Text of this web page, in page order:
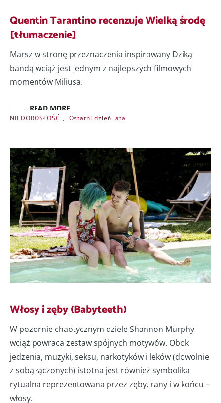
Quentin Tarantino recenzuje Wielką środę
[tłumaczenie]
Marsz w stronę przeznaczenia inspirowany Dziką
bandą wciąż jest jednym z najlepszych filmowych
momentów Miliusa.
READ MORE
NIEDOROSŁOŚĆ , Ostatni dzień lata
Włosy i zęby (Babyteeth)
W pozornie chaotycznym dziele Shannon Murphy
wciąż powraca zestaw spójnych motywów. Obok
jedzenia, muzyki, seksu, narkotyków i leków (dowolnie
z sobą łączonych) istotna jest również symbolika
rytualna reprezentowana przez zęby, rany i w końcu –
włosy.